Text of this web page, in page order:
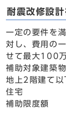
耐震改修設
一定の要件を
対し、費用の
せて最大100万
補助対象建築物
地上2階建て以
住宅
補助限度額